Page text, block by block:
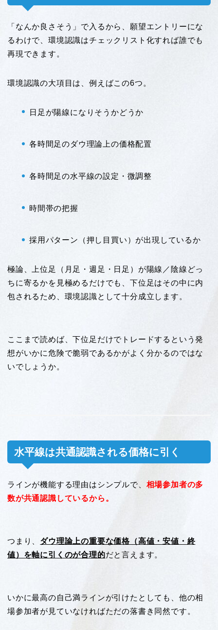
「なんか良さそう」で入るから、願望エントリーにな
るわけで、環境認識はチェックリスト化すれば誰でも
再現できます。
環境認識の大項目は、例えばこの6つ。
日足が陽線になりそうかどうか
各時間足のダウ理論上の価格配置
各時間足の水平線の設定・微調整
時間帯の把握
採用パターン（押し目買い）が出現しているか
極論、上位足（月足・週足・日足）が陽線／陰線どっ
ちに寄るかを見極めるだけでも、下位足はその中に内
包されるため、環境認識として十分成立します。
ここまで読めば、下位足だけでトレードするという発
想がいかに危険で脆弱であるかがよく分かるのではな
いでしょうか。
水平線は共通認識される価格に引く
ラインが機能する理由はシンプルで、 相場参加者の多
数が共通認識しているから。
つまり、 ダウ理論上の重要な価格（高値・安値・終
値）を軸に引くのが合理的だと言えます。
いかに最高の自己満ラインが引けたとしても、他の相
場参加者が見ていなければただの落書き同然です。